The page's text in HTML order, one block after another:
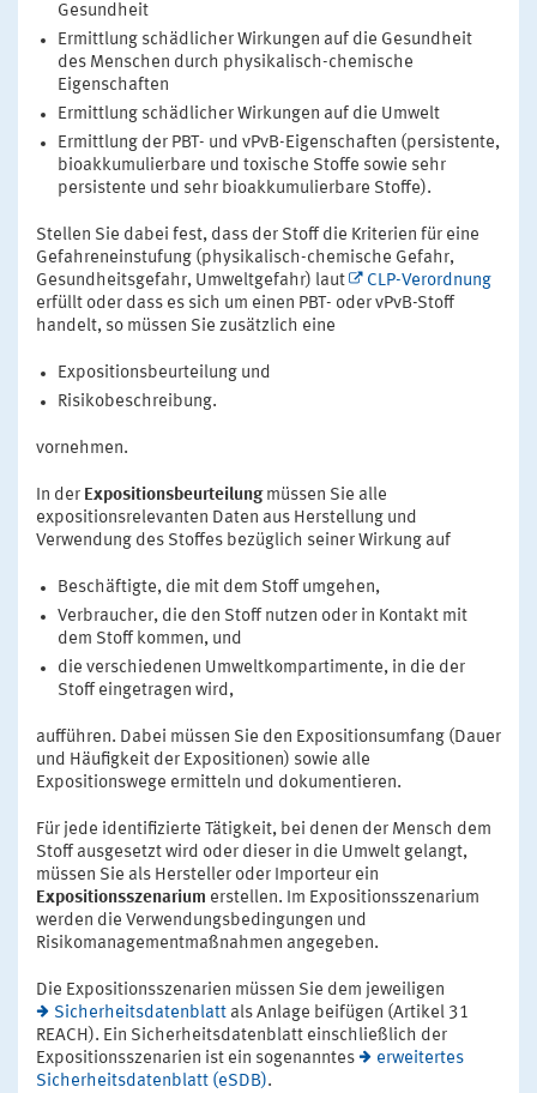
Gesundheit
Ermittlung schädlicher Wirkungen auf die Gesundheit
des Menschen durch physikalisch-chemische
Eigenschaften
Ermittlung schädlicher Wirkungen auf die Umwelt
Ermittlung der PBT- und vPvB-Eigenschaften (persistente,
bioakkumulierbare und toxische Stoffe sowie sehr
persistente und sehr bioakkumulierbare Stoffe).
Stellen Sie dabei fest, dass der Stoff die Kriterien für eine
Gefahreneinstufung (physikalisch-chemische Gefahr,
Gesundheitsgefahr, Umweltgefahr) laut
CLP-Verordnung
erfüllt oder dass es sich um einen PBT- oder vPvB-Stoff
handelt, so müssen Sie zusätzlich eine
Expositionsbeurteilung und
Risikobeschreibung.
vornehmen.
In der Expositionsbeurteilungmüssen Sie alle
expositionsrelevanten Daten aus Herstellung und
Verwendung des Stoffes bezüglich seiner Wirkung auf
Beschäftigte, die mit dem Stoff umgehen,
Verbraucher, die den Stoff nutzen oder in Kontakt mit
dem Stoff kommen, und
die verschiedenen Umweltkompartimente, in die der
Stoff eingetragen wird,
aufführen. Dabei müssen Sie den Expositionsumfang (Dauer
und Häufigkeit der Expositionen) sowie alle
Expositionswege ermitteln und dokumentieren.
Für jede identifizierte Tätigkeit, bei denen der Mensch dem
Stoff ausgesetzt wird oder dieser in die Umwelt gelangt,
müssen Sie als Hersteller oder Importeur ein
Expositionsszenarium erstellen. Im Expositionsszenarium
werden die Verwendungsbedingungen und
Risikomanagementmaßnahmen angegeben.
Die Expositionsszenarien müssen Sie dem jeweiligen
Sicherheitsdatenblatt als Anlage beifügen (Artikel 31
REACH). Ein Sicherheitsdatenblatt einschließlich der
Expositionsszenarien ist ein sogenanntes
erweitertes
Sicherheitsdatenblatt (eSDB).